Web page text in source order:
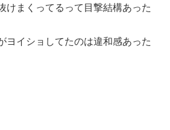
けまくってるって目撃結構あった
ヨイショしてたのは違和感あった